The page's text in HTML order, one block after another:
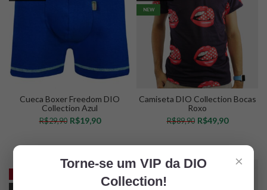
Cueca Boxer Freedom DIO
Collection Azul
R$29,90 R$19,90
NEW
Camiseta DIO Collection Bocas
Roxo
R$89,90 R$49,90
×
Torne-se um VIP da DIO
Collection!